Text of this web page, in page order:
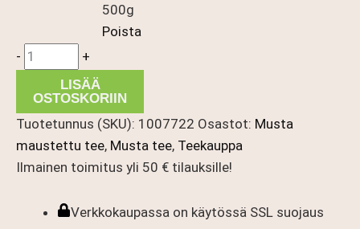
500g
Poista
- Kanelitee
määrä
+
LISÄÄ
OSTOSKORIIN
Tuotetunnus (SKU): 1007722 Osastot: Musta
maustettu tee, Musta tee, Teekauppa
Ilmainen toimitus yli 50 € tilauksille!
Verkkokaupassa on käytössä SSL suojaus